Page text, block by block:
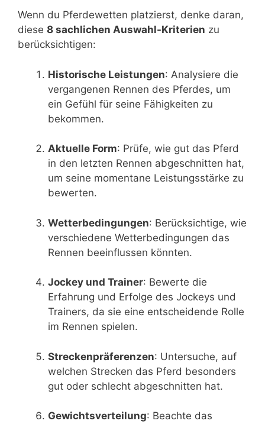
Wenn du Pferdewetten platzierst, denke daran,
diese 8 sachlichen Auswahl-Kriterien zu
berücksichtigen:
Historische Leistungen: Analysiere die
vergangenen Rennen des Pferdes, um
ein Gefühl für seine Fähigkeiten zu
bekommen.
Aktuelle Form: Prüfe, wie gut das Pferd
in den letzten Rennen abgeschnitten hat,
um seine momentane Leistungsstärke zu
bewerten.
Wetterbedingungen: Berücksichtige, wie
verschiedene Wetterbedingungen das
Rennen beeinflussen könnten.
Jockey und Trainer: Bewerte die
Erfahrung und Erfolge des Jockeys und
Trainers, da sie eine entscheidende Rolle
im Rennen spielen.
Streckenpräferenzen: Untersuche, auf
welchen Strecken das Pferd besonders
gut oder schlecht abgeschnitten hat.
Gewichtsverteilung: Beachte das